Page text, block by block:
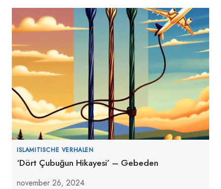
ISLAMITISCHE VERHALEN
‘Dört Çubuğun Hikayesi’ – Gebeden
november 26, 2024